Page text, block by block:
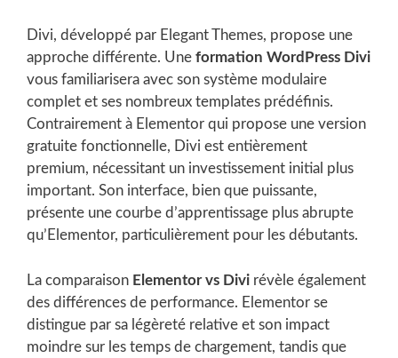
Divi, développé par Elegant Themes, propose une
approche différente. Une formation WordPress Divi
vous familiarisera avec son système modulaire
complet et ses nombreux templates prédéfinis.
Contrairement à Elementor qui propose une version
gratuite fonctionnelle, Divi est entièrement
premium, nécessitant un investissement initial plus
important. Son interface, bien que puissante,
présente une courbe d’apprentissage plus abrupte
qu’Elementor, particulièrement pour les débutants.
La comparaison Elementor vs Divi révèle également
des différences de performance. Elementor se
distingue par sa légèreté relative et son impact
moindre sur les temps de chargement, tandis que